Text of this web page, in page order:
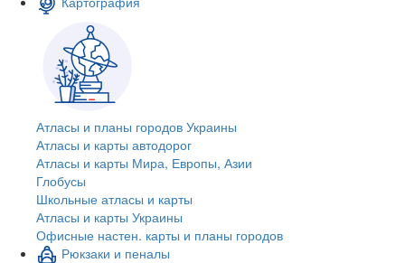
Атласы и планы городов Украины
Атласы и карты автодорог
Атласы и карты Мира, Европы, Азии
Глобусы
Школьные атласы и карты
Атласы и карты Украины
Офисные настен. карты и планы городов
Рюкзаки и пеналы